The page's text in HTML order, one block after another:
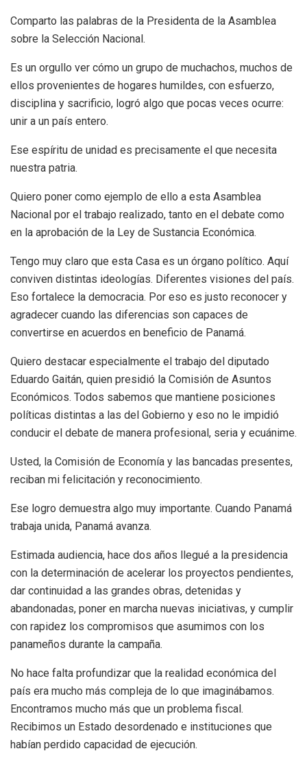
Comparto las palabras de la Presidenta de la Asamblea
sobre la Selección Nacional.
Es un orgullo ver cómo un grupo de muchachos, muchos de
ellos provenientes de hogares humildes, con esfuerzo,
disciplina y sacrificio, logró algo que pocas veces ocurre:
unir a un país entero.
Ese espíritu de unidad es precisamente el que necesita
nuestra patria.
Quiero poner como ejemplo de ello a esta Asamblea
Nacional por el trabajo realizado, tanto en el debate como
en la aprobación de la Ley de Sustancia Económica.
Tengo muy claro que esta Casa es un órgano político. Aquí
conviven distintas ideologías. Diferentes visiones del país.
Eso fortalece la democracia. Por eso es justo reconocer y
agradecer cuando las diferencias son capaces de
convertirse en acuerdos en beneficio de Panamá.
Quiero destacar especialmente el trabajo del diputado
Eduardo Gaitán, quien presidió la Comisión de Asuntos
Económicos. Todos sabemos que mantiene posiciones
políticas distintas a las del Gobierno y eso no le impidió
conducir el debate de manera profesional, seria y ecuánime.
Usted, la Comisión de Economía y las bancadas presentes,
reciban mi felicitación y reconocimiento.
Ese logro demuestra algo muy importante. Cuando Panamá
trabaja unida, Panamá avanza.
Estimada audiencia, hace dos años llegué a la presidencia
con la determinación de acelerar los proyectos pendientes,
dar continuidad a las grandes obras, detenidas y
abandonadas, poner en marcha nuevas iniciativas, y cumplir
con rapidez los compromisos que asumimos con los
panameños durante la campaña.
No hace falta profundizar que la realidad económica del
país era mucho más compleja de lo que imaginábamos.
Encontramos mucho más que un problema fiscal.
Recibimos un Estado desordenado e instituciones que
habían perdido capacidad de ejecución.